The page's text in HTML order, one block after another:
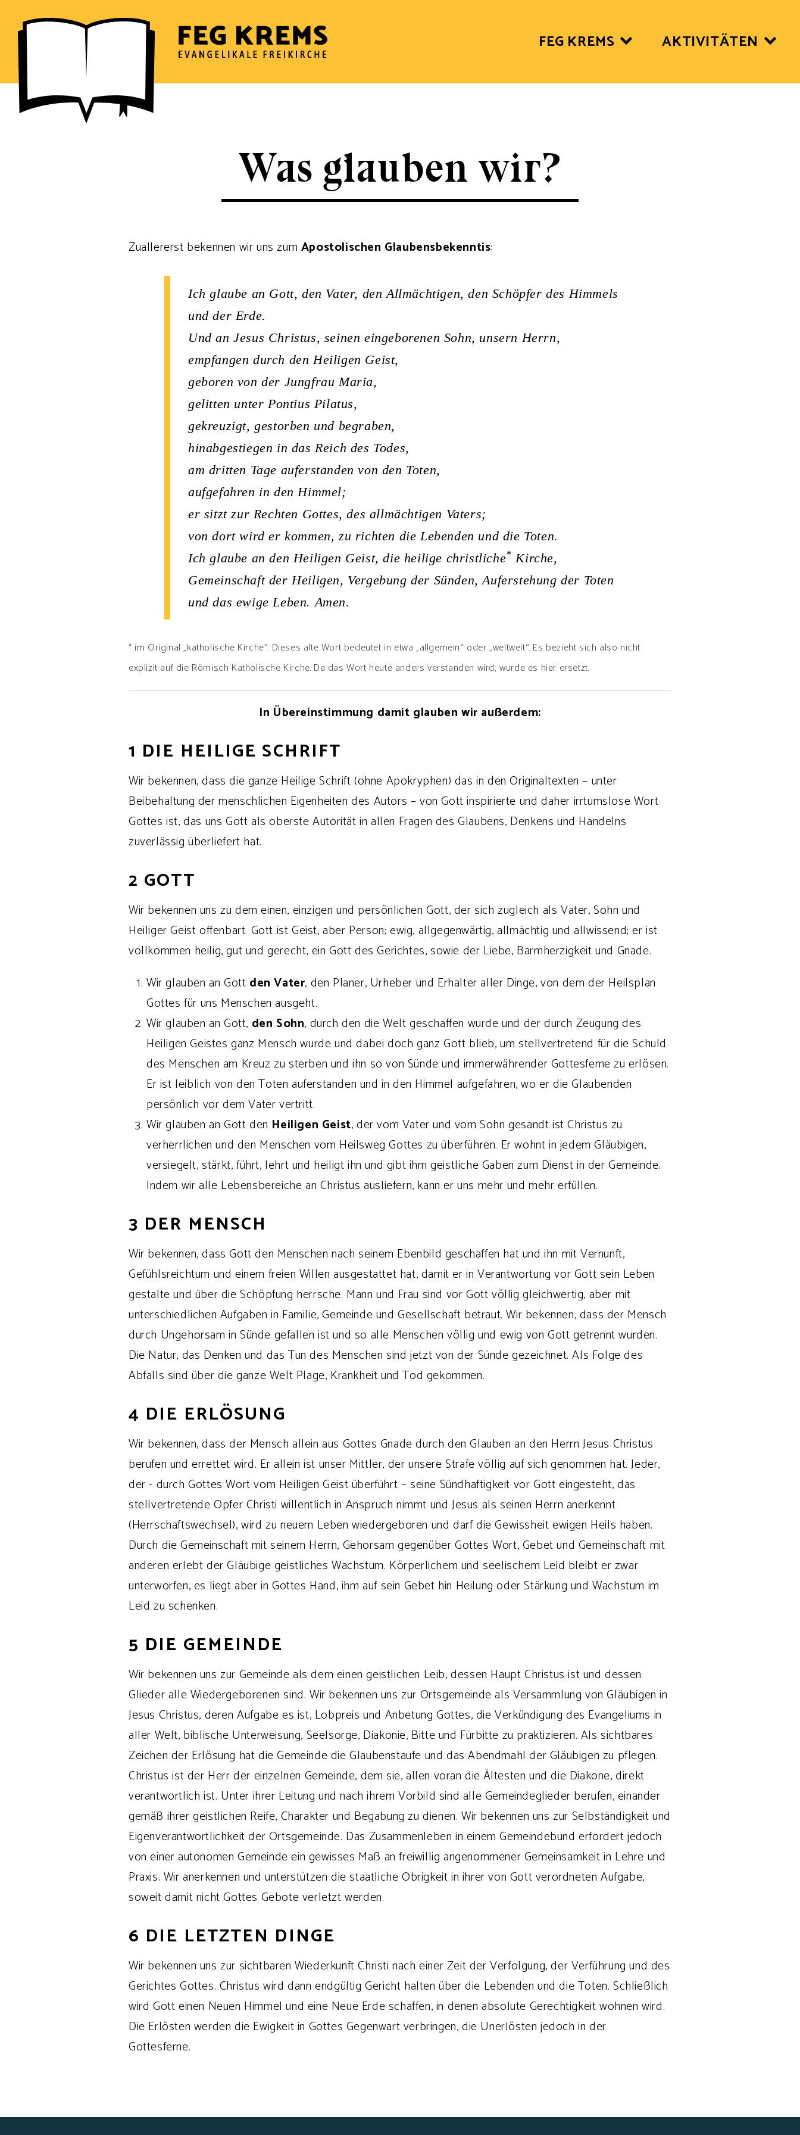
Zum
Inhalt
springen
FEG KREMS AKTIVITÄTEN
Was glauben wir?
Zuallererst bekennen wir uns zum Apostolischen Glaubensbekenntis:
Ich glaube an Gott, den Vater, den Allmächtigen, den Schöpfer des Himmels
und der Erde.
Und an Jesus Christus, seinen eingeborenen Sohn, unsern Herrn,
empfangen durch den Heiligen Geist,
geboren von der Jungfrau Maria,
gelitten unter Pontius Pilatus,
gekreuzigt, gestorben und begraben,
hinabgestiegen in das Reich des Todes,
am dritten Tage auferstanden von den Toten,
aufgefahren in den Himmel;
er sitzt zur Rechten Gottes, des allmächtigen Vaters;
von dort wird er kommen, zu richten die Lebenden und die Toten.
Ich glaube an den Heiligen Geist, die heilige christliche* Kirche,
Gemeinschaft der Heiligen, Vergebung der Sünden, Auferstehung der Toten
und das ewige Leben. Amen.
* im Original „katholische Kirche“. Dieses alte Wort bedeutet in etwa „allgemein“ oder „weltweit“. Es bezieht sich also nicht
explizit auf die Römisch Katholische Kirche. Da das Wort heute anders verstanden wird, wurde es hier ersetzt.
In Übereinstimmung damit glauben wir außerdem:
1 DIE HEILIGE SCHRIFT
Wir bekennen, dass die ganze Heilige Schrift (ohne Apokryphen) das in den Originaltexten – unter
Beibehaltung der menschlichen Eigenheiten des Autors – von Gott inspirierte und daher irrtumslose Wort
Gottes ist, das uns Gott als oberste Autorität in allen Fragen des Glaubens, Denkens und Handelns
zuverlässig überliefert hat.
2 GOTT
Wir bekennen uns zu dem einen, einzigen und persönlichen Gott, der sich zugleich als Vater, Sohn und
Heiliger Geist offenbart. Gott ist Geist, aber Person; ewig, allgegenwärtig, allmächtig und allwissend; er ist
vollkommen heilig, gut und gerecht, ein Gott des Gerichtes, sowie der Liebe, Barmherzigkeit und Gnade.
Wir glauben an Gott den Vater, den Planer, Urheber und Erhalter aller Dinge, von dem der Heilsplan
Gottes für uns Menschen ausgeht.
Wir glauben an Gott, den Sohn, durch den die Welt geschaffen wurde und der durch Zeugung des
Heiligen Geistes ganz Mensch wurde und dabei doch ganz Gott blieb, um stellvertretend für die Schuld
des Menschen am Kreuz zu sterben und ihn so von Sünde und immerwährender Gottesfeme zu erlösen.
Er ist leiblich von den Toten auferstanden und in den Himmel aufgefahren, wo er die Glaubenden
persönlich vor dem Vater vertritt.
Wir glauben an Gott den Heiligen Geist, der vom Vater und vom Sohn gesandt ist Christus zu
verherrlichen und den Menschen vom Heilsweg Gottes zu überführen. Er wohnt in jedem Gläubigen,
versiegelt, stärkt, führt, lehrt und heiligt ihn und gibt ihm geistliche Gaben zum Dienst in der Gemeinde.
Indem wir alle Lebensbereiche an Christus ausliefern, kann er uns mehr und mehr erfüllen.
3 DER MENSCH
Wir bekennen, dass Gott den Menschen nach seinem Ebenbild geschaffen hat und ihn mit Vernunft,
Gefühlsreichtum und einem freien Willen ausgestattet hat, damit er in Verantwortung vor Gott sein Leben
gestalte und über die Schöpfung herrsche. Mann und Frau sind vor Gott völlig gleichwertig, aber mit
unterschiedlichen Aufgaben in Familie, Gemeinde und Gesellschaft betraut. Wir bekennen, dass der Mensch
durch Ungehorsam in Sünde gefallen ist und so alle Menschen völlig und ewig von Gott getrennt wurden.
Die Natur, das Denken und das Tun des Menschen sind jetzt von der Sünde gezeichnet. Als Folge des
Abfalls sind über die ganze Welt Plage, Krankheit und Tod gekommen.
4 DIE ERLÖSUNG
Wir bekennen, dass der Mensch allein aus Gottes Gnade durch den Glauben an den Herrn Jesus Christus
berufen und errettet wird. Er allein ist unser Mittler, der unsere Strafe völlig auf sich genommen hat. Jeder,
der - durch Gottes Wort vom Heiligen Geist überführt – seine Sündhaftigkeit vor Gott eingesteht, das
stellvertretende Opfer Christi willentlich in Anspruch nimmt und Jesus als seinen Herrn anerkennt
(Herrschaftswechsel), wird zu neuem Leben wiedergeboren und darf die Gewissheit ewigen Heils haben.
Durch die Gemeinschaft mit seinem Herrn, Gehorsam gegenüber Gottes Wort, Gebet und Gemeinschaft mit
anderen erlebt der Gläubige geistliches Wachstum. Körperlichem und seelischem Leid bleibt er zwar
unterworfen, es liegt aber in Gottes Hand, ihm auf sein Gebet hin Heilung oder Stärkung und Wachstum im
Leid zu schenken.
5 DIE GEMEINDE
Wir bekennen uns zur Gemeinde als dem einen geistlichen Leib, dessen Haupt Christus ist und dessen
Glieder alle Wiedergeborenen sind. Wir bekennen uns zur Ortsgemeinde als Versammlung von Gläubigen in
Jesus Christus, deren Aufgabe es ist, Lobpreis und Anbetung Gottes, die Verkündigung des Evangeliums in
aller Welt, biblische Unterweisung, Seelsorge, Diakonie, Bitte und Fürbitte zu praktizieren. Als sichtbares
Zeichen der Erlösung hat die Gemeinde die Glaubenstaufe und das Abendmahl der Gläubigen zu pflegen.
Christus ist der Herr der einzelnen Gemeinde, dem sie, allen voran die Ältesten und die Diakone, direkt
verantwortlich ist. Unter ihrer Leitung und nach ihrem Vorbild sind alle Gemeindeglieder berufen, einander
gemäß ihrer geistlichen Reife, Charakter und Begabung zu dienen. Wir bekennen uns zur Selbständigkeit und
Eigenverantwortlichkeit der Ortsgemeinde. Das Zusammenleben in einem Gemeindebund erfordert jedoch
von einer autonomen Gemeinde ein gewisses Maß an freiwillig angenommener Gemeinsamkeit in Lehre und
Praxis. Wir anerkennen und unterstützen die staatliche Obrigkeit in ihrer von Gott verordneten Aufgabe,
soweit damit nicht Gottes Gebote verletzt werden.
6 DIE LETZTEN DINGE
Wir bekennen uns zur sichtbaren Wiederkunft Christi nach einer Zeit der Verfolgung, der Verführung und des
Gerichtes Gottes. Christus wird dann endgültig Gericht halten über die Lebenden und die Toten. Schließlich
wird Gott einen Neuen Himmel und eine Neue Erde schaffen, in denen absolute Gerechtigkeit wohnen wird.
Die Erlösten werden die Ewigkeit in Gottes Gegenwart verbringen, die Unerlösten jedoch in der
Gottesferne.